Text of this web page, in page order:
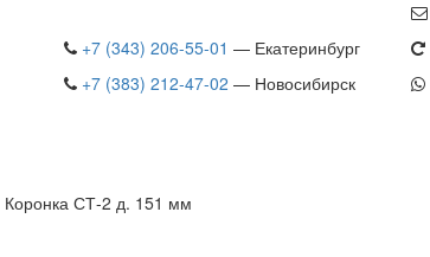
+7 (343) 206-55-01 — Екатеринбург
+7 (383) 212-47-02 — Новосибирск
Коронка СТ-2 д. 151 мм